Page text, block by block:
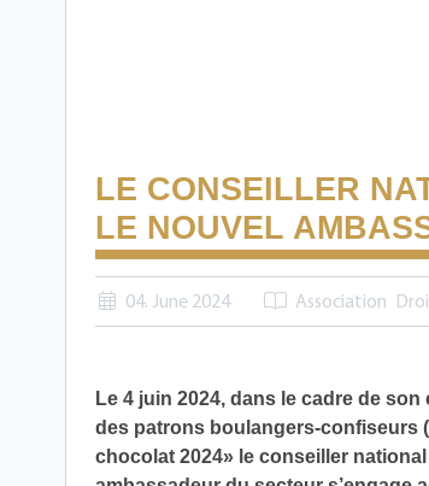
LE CONSEILLER
LE NOUVEL
04. June 2024 Association
Le 4 juin 2024, dans le cadre de
des patrons boulangers-confiseurs
chocolat 2024» le conseiller